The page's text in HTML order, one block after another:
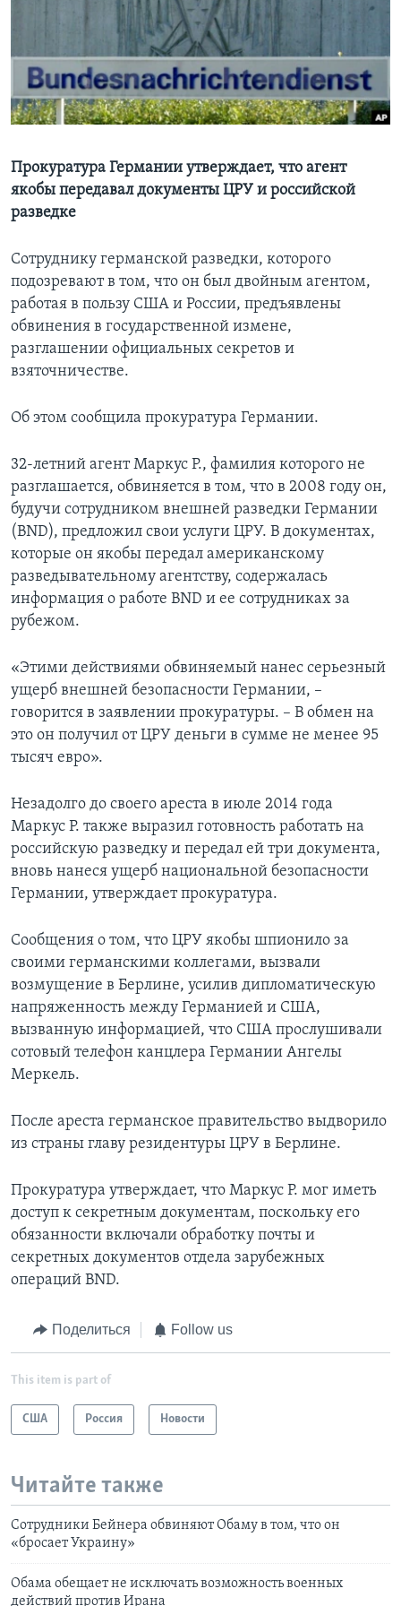
Learning English
СОЦИАЛЬНЫЕ СЕТИ
Языки
Прокуратура Германии утверждает, что агент
якобы передавал документы ЦРУ и российской
разведке
Сотруднику германской разведки, которого
подозревают в том, что он был двойным агентом,
работая в пользу США и России, предъявлены
обвинения в государственной измене,
разглашении официальных секретов и
взяточничестве.
Об этом сообщила прокуратура Германии.
32-летний агент Маркус Р., фамилия которого не
разглашается, обвиняется в том, что в 2008 году он,
будучи сотрудником внешней разведки Германии
(BND), предложил свои услуги ЦРУ. В документах,
которые он якобы передал американскому
разведывательному агентству, содержалась
информация о работе BND и ее сотрудниках за
рубежом.
«Этими действиями обвиняемый нанес серьезный
ущерб внешней безопасности Германии, –
говорится в заявлении прокуратуры. – В обмен на
это он получил от ЦРУ деньги в сумме не менее 95
тысяч евро».
Незадолго до своего ареста в июле 2014 года
Маркус Р. также выразил готовность работать на
российскую разведку и передал ей три документа,
вновь нанеся ущерб национальной безопасности
Германии, утверждает прокуратура.
Сообщения о том, что ЦРУ якобы шпионило за
своими германскими коллегами, вызвали
возмущение в Берлине, усилив дипломатическую
напряженность между Германией и США,
вызванную информацией, что США прослушивали
сотовый телефон канцлера Германии Ангелы
Меркель.
После ареста германское правительство выдворило
из страны главу резидентуры ЦРУ в Берлине.
Прокуратура утверждает, что Маркус Р. мог иметь
доступ к секретным документам, поскольку его
обязанности включали обработку почты и
секретных документов отдела зарубежных
операций BND.
Поделиться Follow us
This item is part of
США Россия Новости
Читайте также
Сотрудники Бейнера обвиняют Обаму в том, что он
«бросает Украину»
Обама обещает не исключать возможность военных
действий против Ирана